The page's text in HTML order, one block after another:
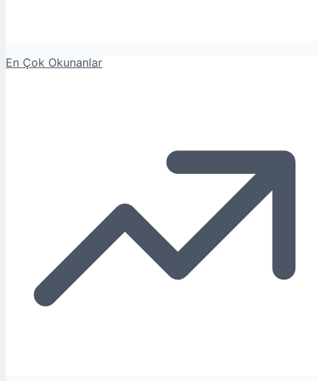
En Çok Okunanlar